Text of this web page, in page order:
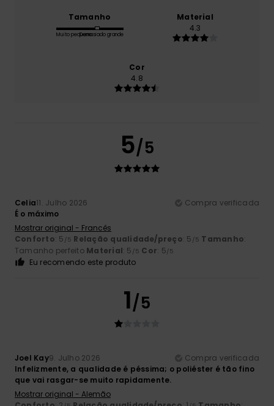
Tamanho
Muito pequenoDemasiado grande
Material
4.3
Cor
4.8
5/5
Celia11. Julho 2026
Compra verificada
É o máximo
Mostrar original - Francês
Conforto: 5 /5 Relação qualidade/preço: 5 /5 Tamanho:
Tamanho perfeito Material: 5 /5 Cor: 5/5
Eu recomendo este produto
1/5
Joel Kay9. Julho 2026
Compra verificada
Infelizmente, a qualidade é péssima; o poliéster é tão fino
que vai rasgar-se muito rapidamente.
Mostrar original - Alemão